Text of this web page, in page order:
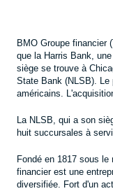
BMO Groupe financier
que la Harris Bank,
siège se trouve à
State Bank (NLSB). Le
américains.
La NLSB, qui a son
huit succursales à
Fondé en 1817 sous
financier est une
diversifiée. Fort d'un